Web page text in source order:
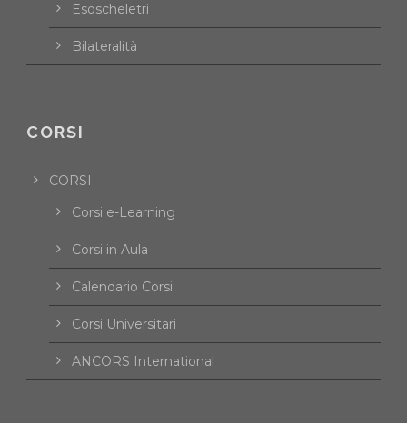
Esoscheletri
Bilateralità
CORSI
CORSI
Corsi e-Learning
Corsi in Aula
Calendario Corsi
Corsi Universitari
ANCORS International